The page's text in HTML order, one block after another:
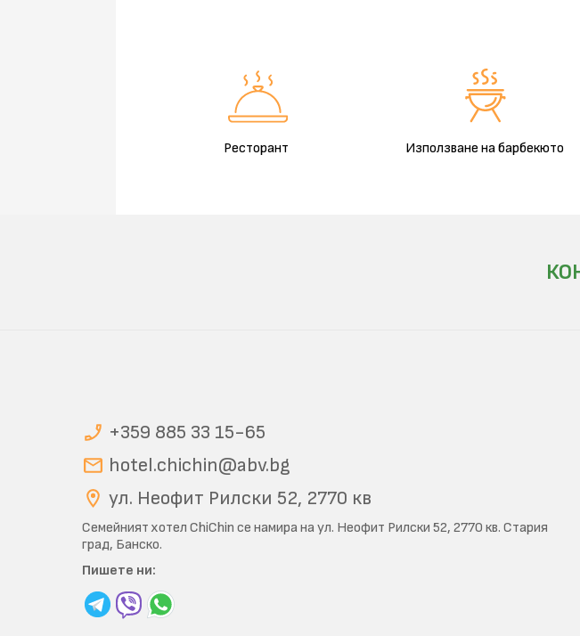
Ресторант Използване на барбекюто
+359 885 33 15-65
hotel.chichin@abv.bg
ул. Неофит Рилски 52, 2770 кв
Семейният хотел ChiChin се намира на ул. Неофит Рилски 52, 2770 кв. Стария
град, Банско.
Пишете ни: